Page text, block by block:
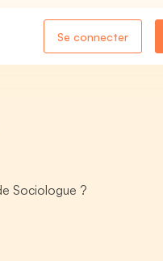
Se connecter
Sociologue ?